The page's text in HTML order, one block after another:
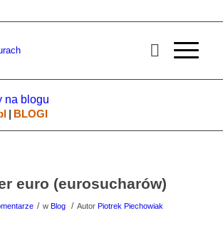
na blogu
| BLOGI
euro (eurosucharów)
/ w Blog / Autor Piotrek Piechowiak